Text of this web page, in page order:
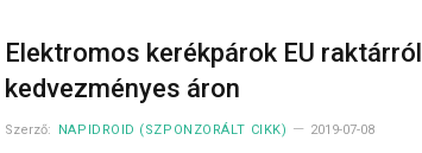
Elektromos kerékpárok EU raktárról
kedvezményes áron
Szerző: NAPIDROID (SZPONZORÁLT CIKK) 2019-07-08